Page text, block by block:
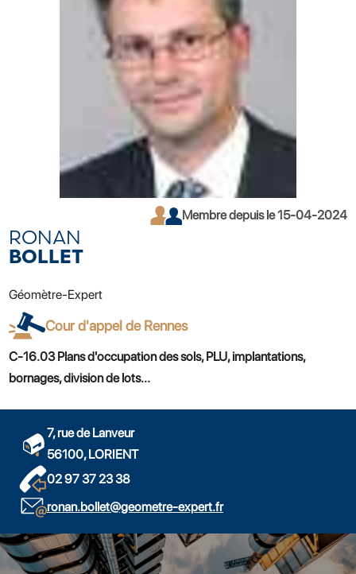
Membre depuis le 15-04-2024
RONAN
BOLLET
Géomètre-Expert
Cour d'appel de Rennes
C-16.03 Plans d'occupation des sols, PLU, implantations,
bornages, division de lots...
7, rue de Lanveur
56100, LORIENT
02 97 37 23 38
ronan.bollet@geometre-expert.fr